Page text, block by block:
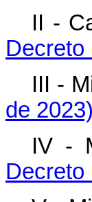
II -
Decreto
III -
de 2023)
IV -
Decreto